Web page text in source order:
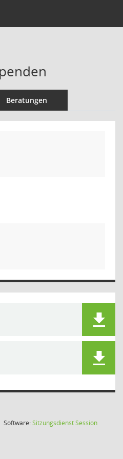
Beratungen
Software:SitzungsdienstSession(Wird in